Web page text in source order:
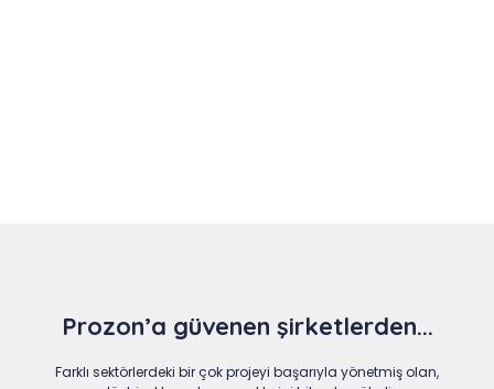
Prozon’a güvenen şirketlerden...
Farklı sektörlerdeki bir çok projeyi başarıyla yönetmiş olan,